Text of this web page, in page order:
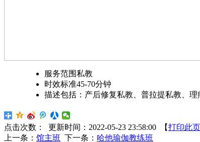
服务范围私教
时效标准45-70分钟
描述包括：产后修复私教、普拉提私教、
点击次数： 更新时间：2022-05-23 23:58:00 【打印此页
上一条： 馆主班 下一条： 哈他瑜伽教练班